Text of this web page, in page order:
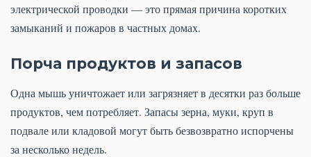
электрической проводки — это прямая причина коротких
замыканий и пожаров в частных домах.
Порча продуктов и запасов
Одна мышь уничтожает или загрязняет в десятки раз больше
продуктов, чем потребляет. Запасы зерна, муки, круп в
подвале или кладовой могут быть безвозвратно испорчены
за несколько недель.